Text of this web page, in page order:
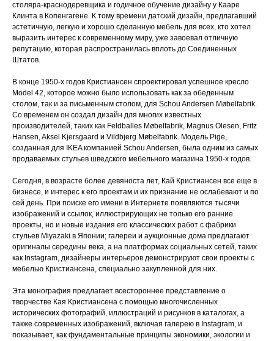
столяра-краснодеревщика и годичное обучение дизайну у Кааре
Клинта в Копенгагене. К тому времени датский дизайн, предлагавший
эстетичную, легкую и хорошо сделанную мебель для всех, кто хотел
выразить интерес к современному миру, уже завоевал отличную
репутацию, которая распространилась вплоть до Соединенных
Штатов.
В конце 1950-х годов Кристиансен спроектировал успешное кресло
Model 42, которое можно было использовать как за обеденным
столом, так и за письменным столом, для Schou Andersen Møbelfabrik.
Со временем он создал дизайн для многих известных
производителей, таких как Feldballes Møbelfabrik, Magnus Olesen, Fritz
Hansen, Aksel Kjersgaard и Vildbjerg Møbelfabrik. Модель Pige,
созданная для IKEA компанией Schou Andersen, была одним из самых
продаваемых стульев шведского мебельного магазина 1950-х годов.
Сегодня, в возрасте более девяноста лет, Кай Кристиансен все еще в
бизнесе, и интерес к его проектам и их признание не ослабевают и по
сей день. При поиске его имени в Интернете появляются тысячи
изображений и ссылок, иллюстрирующих не только его ранние
проекты, но и новые издания его классических работ с фабрики
стульев Miyazaki в Японии; галереи и аукционные дома предлагают
оригиналы середины века, а на платформах социальных сетей, таких
как Instagram, дизайнеры интерьеров демонстрируют свои проекты с
мебелью Кристиансена, специально закупленной для них.
Эта монография предлагает всестороннее представление о
творчестве Кая Кристиансена с помощью многочисленных
исторических фотографий, иллюстраций и рисунков в каталогах, а
также современных изображений, включая галерею в Instagram, и
показывает, как фундаментальные принципы экономики, экологии и